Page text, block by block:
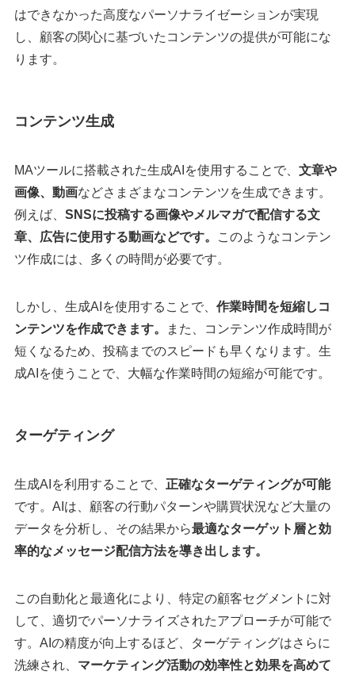
はできなかった高度なパーソナライゼーションが実現
し、顧客の関心に基づいたコンテンツの提供が可能にな
ります。
コンテンツ生成
MAツールに搭載された生成AIを使用することで、 文章や
画像、動画などさまざまなコンテンツを生成できます。
例えば、 SNSに投稿する画像やメルマガで配信する文
章、広告に使用する動画などです。
このようなコンテン
ツ作成には、多くの時間が必要です。
しかし、生成AIを使用することで、 作業時間を短縮しコ
ンテンツを作成できます。
また、コンテンツ作成時間が
短くなるため、投稿までのスピードも早くなります。生
成AIを使うことで、大幅な作業時間の短縮が可能です。
ターゲティング
生成AIを利用することで、 正確なターゲティングが可能
です。AIは、顧客の行動パターンや購買状況など大量の
データを分析し、その結果から最適なターゲット層と効
率的なメッセージ配信方法を導き出します。
この自動化と最適化により、特定の顧客セグメントに対
して、適切でパーソナライズされたアプローチが可能で
す。AIの精度が向上するほど、ターゲティングはさらに
洗練され、 マーケティング活動の効率性と効果を高めて